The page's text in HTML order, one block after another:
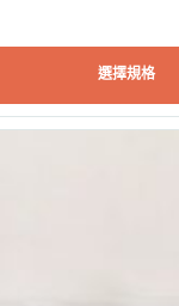
選擇規格